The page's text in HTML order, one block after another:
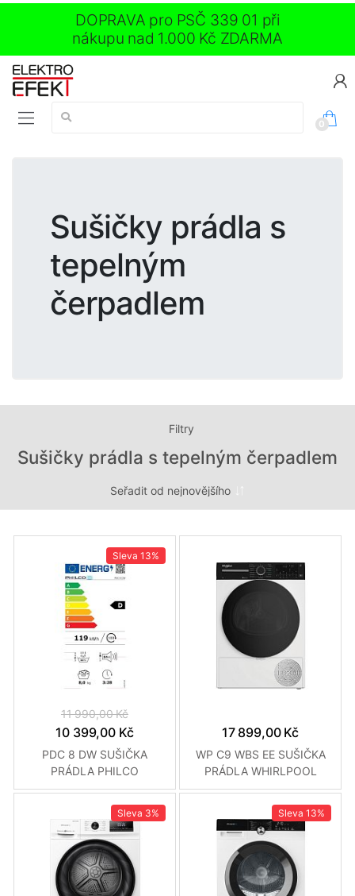
DOPRAVA pro PSČ 339 01 při
nákupu nad 1.000 Kč ZDARMA
Vyhledávání:
0
Sušičky prádla s
tepelným
čerpadlem
Filtry
Sušičky prádla s tepelným čerpadlem
Sleva 13%
11 990,00 Kč
10 399,00 Kč
PDC 8 DW SUŠIČKA
PRÁDLA PHILCO
17 899,00 Kč
WP C9 WBS EE SUŠIČKA
PRÁDLA WHIRLPOOL
Sleva 3% Sleva 13%